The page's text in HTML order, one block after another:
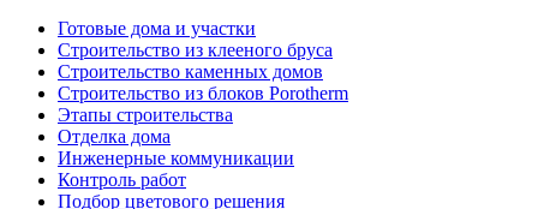
Готовые дома и участки
Строительство из клееного бруса
Строительство каменных домов
Строительство из блоков Porotherm
Этапы строительства
Отделка дома
Инженерные коммуникации
Контроль работ
Подбор цветового решения